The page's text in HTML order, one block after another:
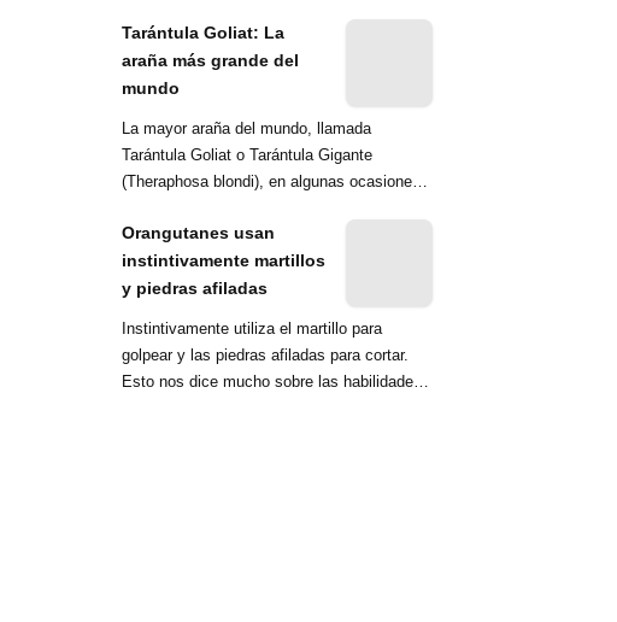
Tarántula Goliat: La
araña más grande del
mundo
La mayor araña del mundo, llamada
Tarántula Goliat o Tarántula Gigante
(Theraphosa blondi), en algunas ocasiones
Orangutanes usan
instintivamente martillos
y piedras afiladas
Instintivamente utiliza el martillo para
golpear y las piedras afiladas para cortar.
Esto nos dice mucho sobre las habilidades